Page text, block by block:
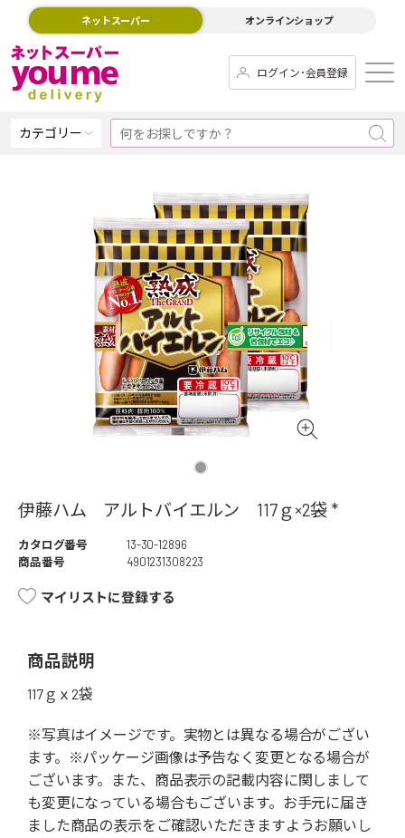
ネットスーパー オンラインショップ
ログイン･会員登録
カテゴリー
伊藤ハム アルトバイエルン 117ｇ×2袋 *
カタログ番号
13-30-12896
商品番号
4901231308223
マイリストに登録する
商品説明
117ｇｘ2袋
※写真はイメージです。実物とは異なる場合がござい
ます。※パッケージ画像は予告なく変更となる場合が
ございます。また、商品表示の記載内容に関しまして
も変更になっている場合もございます。お手元に届き
ました商品の表示をご確認いただきますようお願いし